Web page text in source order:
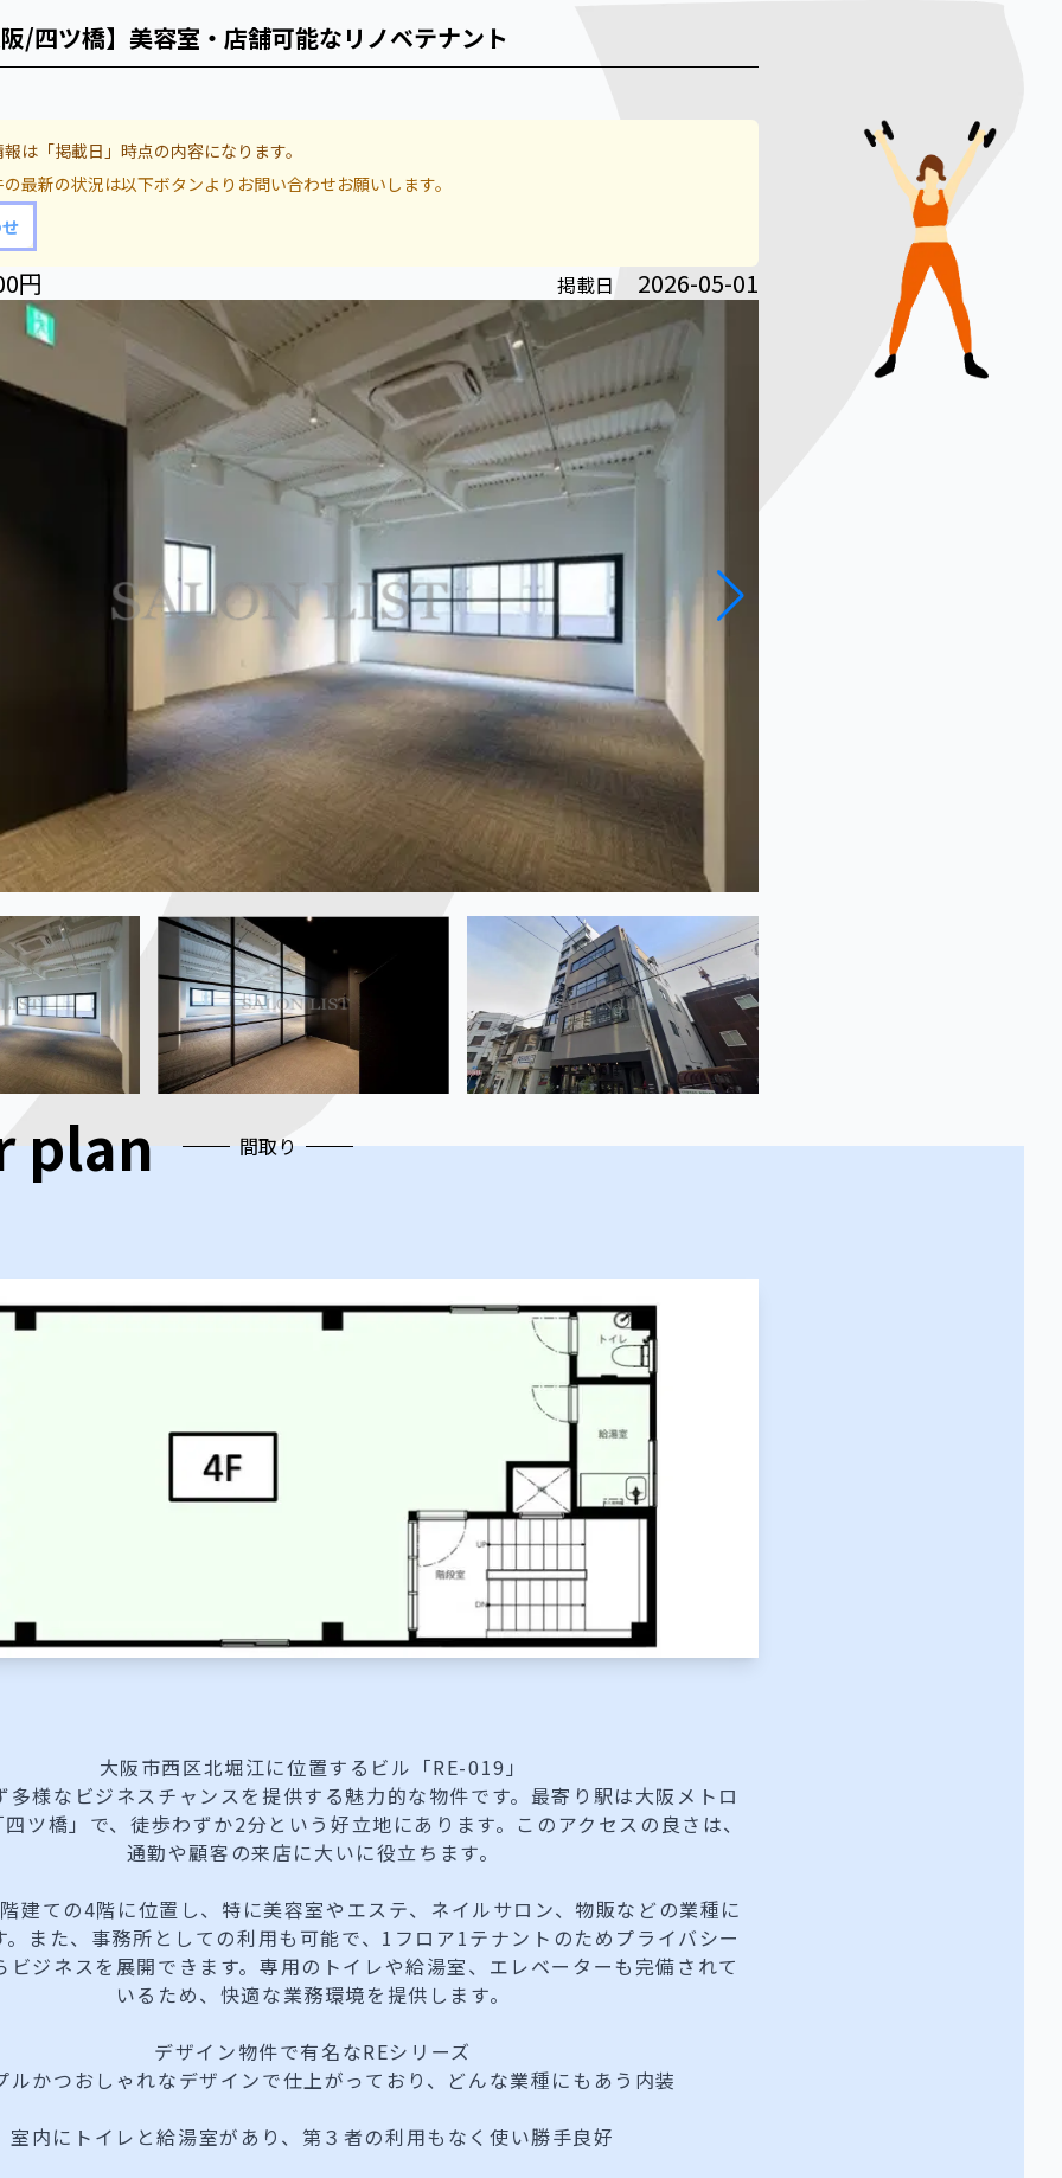
/四ツ橋】美容室・店舗可能なリノベテナント
は「掲載日」時点の内容になります。
最新の状況は以下ボタンよりお問い合わせお願いします。
円 掲載日 2026-05-01
plan 間取り
大阪市西区北堀江に位置するビル「RE-019」
多様なビジネスチャンスを提供する魅力的な物件です。最寄り駅は大阪メトロ
ツ橋」で、徒歩わずか2分という好立地にあります。このアクセスの良さは、
通勤や顧客の来店に大いに役立ちます。
建ての4階に位置し、特に美容室やエステ、ネイルサロン、物販などの業種に
。また、事務所としての利用も可能で、1フロア1テナントのためプライバシー
ビジネスを展開できます。専用のトイレや給湯室、エレベーターも完備されて
いるため、快適な業務環境を提供します。
デザイン物件で有名なREシリーズ
ルかつおしゃれなデザインで仕上がっており、どんな業種にもあう内装
室内にトイレと給湯室があり、第３者の利用もなく使い勝手良好